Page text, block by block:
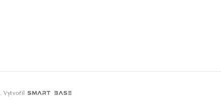
Vytvořil